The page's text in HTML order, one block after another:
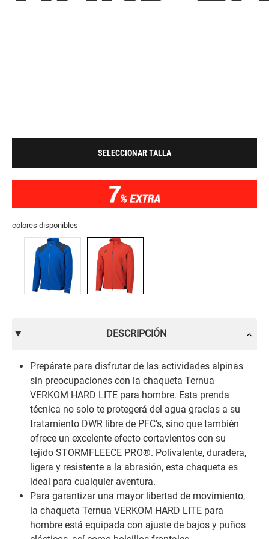
SELECCIONAR TALLA
colores disponibles
DESCRIPCIÓN
Prepárate para disfrutar de las actividades alpinas
sin preocupaciones con la chaqueta Ternua
VERKOM HARD LITE para hombre. Esta prenda
técnica no solo te protegerá del agua gracias a su
tratamiento DWR libre de PFC's, sino que también
ofrece un excelente efecto cortavientos con su
tejido STORMFLEECE PRO®. Polivalente, duradera,
ligera y resistente a la abrasión, esta chaqueta es
ideal para cualquier aventura.
Para garantizar una mayor libertad de movimiento,
la chaqueta Ternua VERKOM HARD LITE para
hombre está equipada con ajuste de bajos y puños